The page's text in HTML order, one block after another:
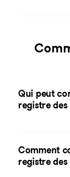
Qui peut
registre des
Comment
registre des